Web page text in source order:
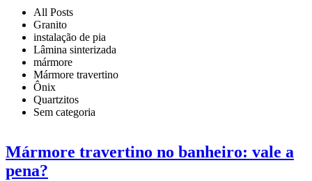
All Posts
Granito
instalação de pia
Lâmina sinterizada
mármore
Mármore travertino
Ônix
Quartzitos
Sem categoria
Mármore travertino no banheiro: vale a
pena?